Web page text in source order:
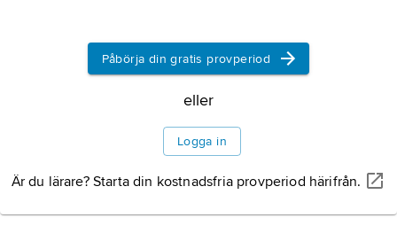
Information om artikeln
Påbörja din gratis provperiod
eller
Logga in
Är du lärare? Starta din kostnadsfria provperiod härifrån.